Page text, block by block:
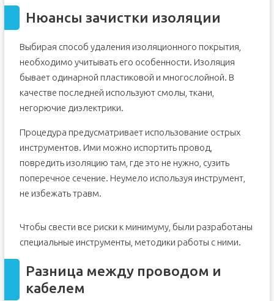
Нюансы зачистки изоляции
Выбирая способ удаления изоляционного покрытия,
необходимо учитывать его особенности. Изоляция
бывает одинарной пластиковой и многослойной. В
качестве последней используют смолы, ткани,
негорючие диэлектрики.
Процедура предусматривает использование острых
инструментов. Ими можно испортить провод,
повредить изоляцию там, где это не нужно, сузить
поперечное сечение. Неумело используя инструмент,
не избежать травм.
Чтобы свести все риски к минимуму, были разработаны
специальные инструменты, методики работы с ними.
Разница между проводом и
кабелем